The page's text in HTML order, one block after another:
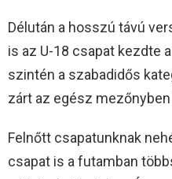
Délután a hosszú távú
is az U-18 csapat kezdte
szintén a szabadidős
zárt az egész
Felnőtt csapatunknak
csapat is a futamban